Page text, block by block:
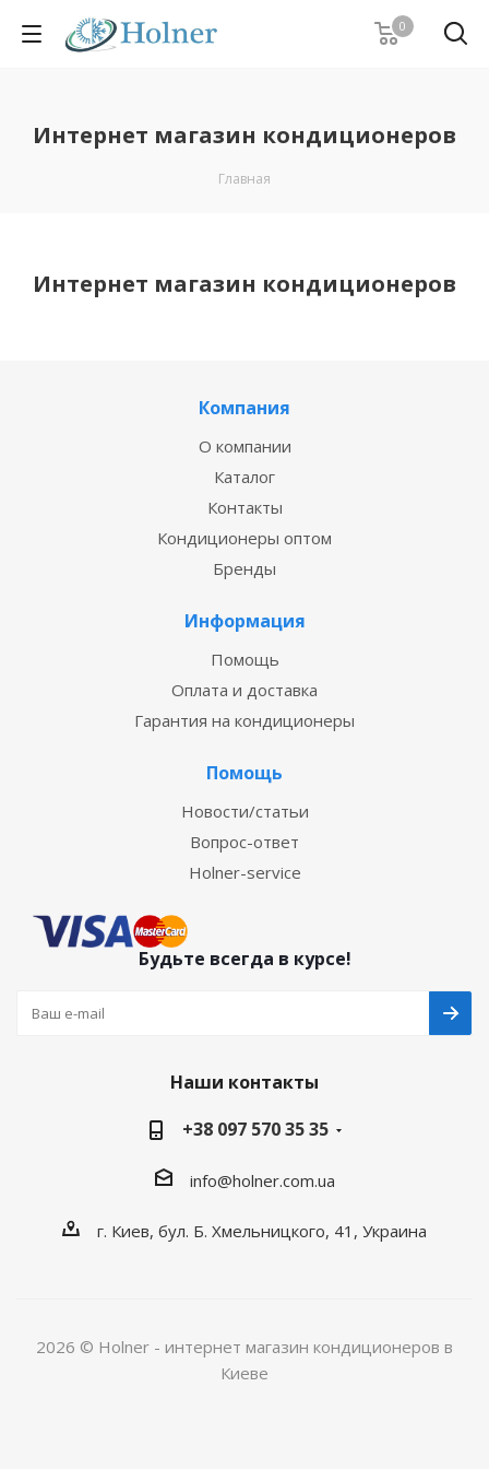
0
Интернет магазин кондиционеров
Главная
Интернет магазин кондиционеров
Компания
О компании
Каталог
Контакты
Кондиционеры оптом
Бренды
Информация
Помощь
Оплата и доставка
Гарантия на кондиционеры
Помощь
Новости/статьи
Вопрос-ответ
Holner-service
Будьте всегда в курсе!
Наши контакты
+38 097 570 35 35
info@holner.com.ua
г. Киев, бул. Б. Хмельницкого, 41, Украина
2026 © Holner - интернет магазин кондиционеров в
Киеве